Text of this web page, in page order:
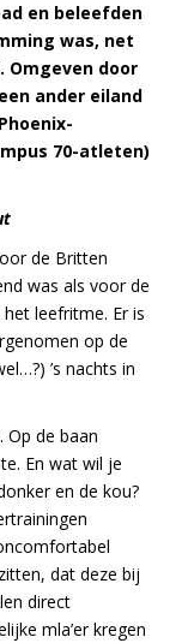
en beleefden
was, net
Omgeven door
ander eiland
70-atleten)
de Britten
was als voor de
leefritme. Er is
op de
’s nachts in
Op de baan
En wat wil je
en de kou?
dat deze bij
direct
mla’er kregen